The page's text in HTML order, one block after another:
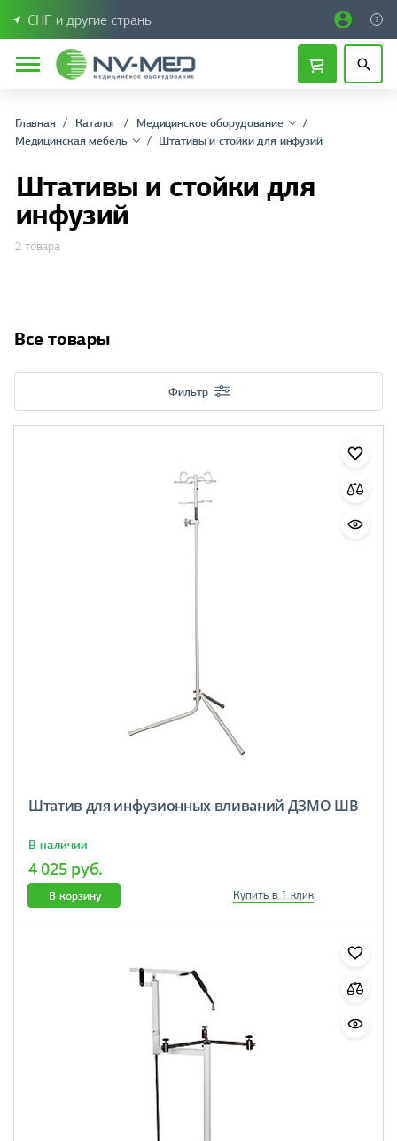
СНГ и другие страны
Главная Каталог
Медицинское оборудование
Медицинская мебель
Штативы и стойки для инфузий
Штативы и стойки для
инфузий
2 товара
Все товары
Фильтр
Штатив для инфузионных вливаний ДЗМО ШВ
В наличии
4 025 руб.
В корзину Купить в 1 клик